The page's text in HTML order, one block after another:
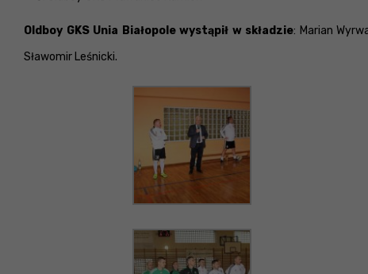
Oldboy GKS Unia Białopole wystąpił w składzie: Marian
Sławomir Leśnicki.